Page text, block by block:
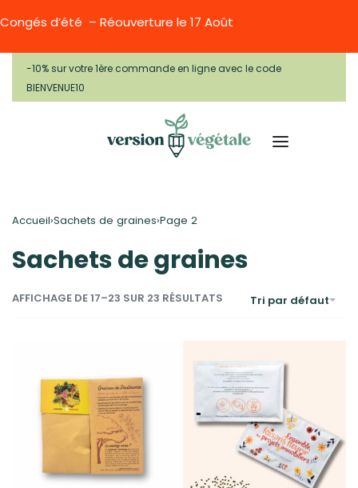
Congés d’été – Réouverture le 17 Août
-10% sur votre 1ère commande en ligne avec le code
BIENVENUE10
Accueil›Sachets de graines›Page 2
Sachets de graines
AFFICHAGE DE 17–23 SUR 23 RÉSULTATS Tri par défaut